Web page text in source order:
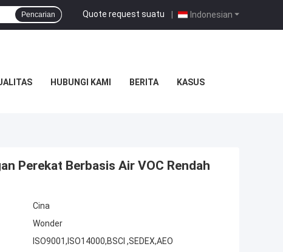
Indonesian
Quote request suatu |
Pencarian
HUBUNGI KAMI BERITA KASUS
Perekat Berbasis Air VOC Rendah
Cina
Wonder
ISO9001,ISO14000,BSCI ,SEDEX,AEO